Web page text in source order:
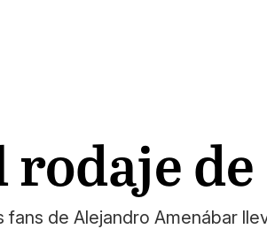
de
de Alejandro Amenábar